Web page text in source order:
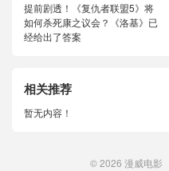
提前剧透！《复仇者联盟5》将
如何杀死康之议会？《洛基》已
经给出了答案
相关推荐
暂无内容！
© 2026 漫威电影